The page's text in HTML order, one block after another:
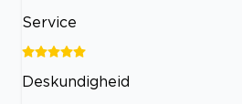
Service
Deskundigheid